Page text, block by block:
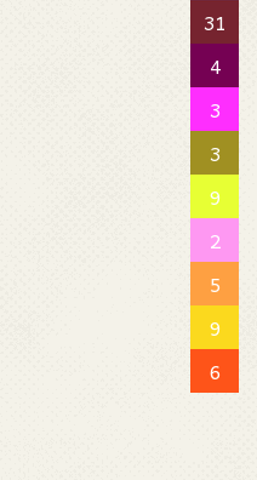
31
4
3
3
9
2
5
9
6